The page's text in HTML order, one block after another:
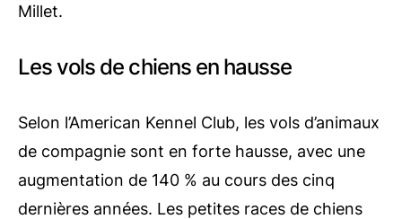
Millet.
Les vols de chiens en hausse
Selon l’American Kennel Club, les vols d’animaux
de compagnie sont en forte hausse, avec une
augmentation de 140 % au cours des cinq
dernières années. Les petites races de chiens